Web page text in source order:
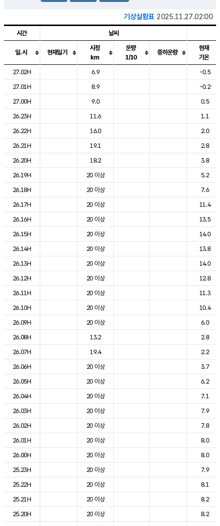
기상실황표 2025.11.27.02:00
도시별 기상실황표로 지점, 날씨, 기온, 강수, 바람, 기압등을 안내한 표입
시간 날씨
일.시 현재일기
시정
km
운량
1/10
중하운량
현재
기온
27.02H
6.9
-0.5
27.01H
8.9
-0.2
27.00H
9.0
0.5
26.23H
11.6
1.1
26.22H
16.0
2.0
26.21H
19.1
2.8
26.20H
18.2
3.8
26.19H
20 이상
5.2
26.18H
20 이상
7.6
26.17H
20 이상
11.4
26.16H
20 이상
13.5
26.15H
20 이상
14.0
26.14H
20 이상
13.8
26.13H
20 이상
14.0
26.12H
20 이상
12.8
26.11H
20 이상
11.3
26.10H
20 이상
10.4
26.09H
20 이상
6.0
26.08H
13.2
2.8
26.07H
19.4
2.2
26.06H
20 이상
3.7
26.05H
20 이상
6.2
26.04H
20 이상
7.1
26.03H
20 이상
7.9
26.02H
20 이상
7.8
26.01H
20 이상
8.0
26.00H
20 이상
8.0
25.23H
20 이상
7.9
25.22H
20 이상
8.1
25.21H
20 이상
8.2
25.20H
20 이상
8.2